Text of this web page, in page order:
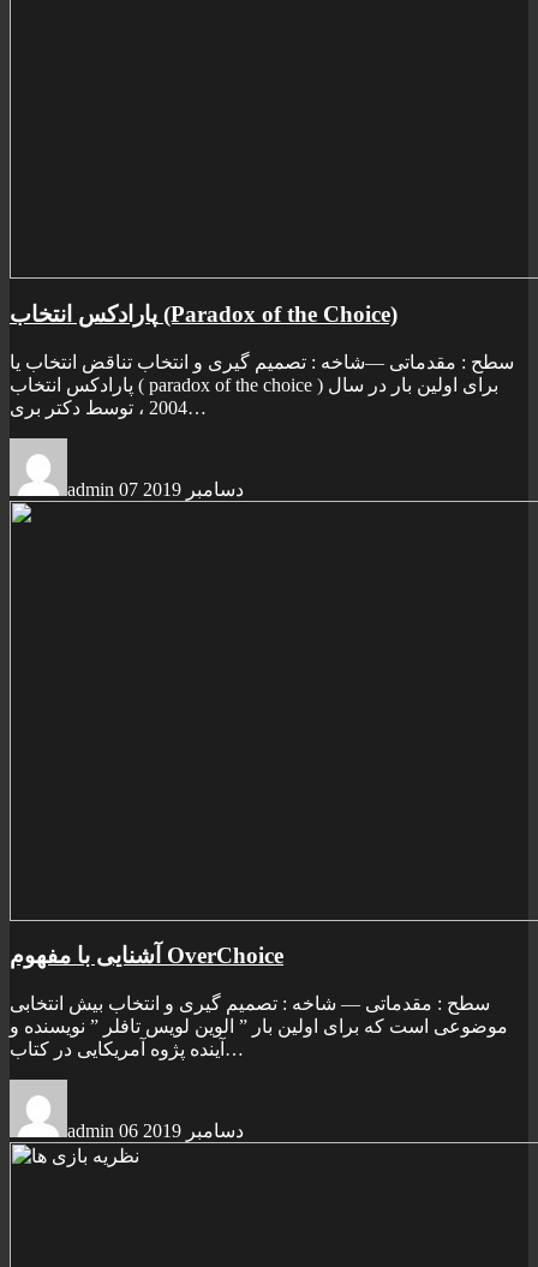
پارادکس انتخاب (Paradox of the Choice)
سطح : مقدماتی —شاخه : تصميم گيری و انتخاب تناقض انتخاب يا
پارادکس انتخاب ( paradox of the choice ) برای اولين بار در سال
2004 ، توسط دکتر بری…
admin 07 دسامبر 2019
آشنايی با مفهوم OverChoice
سطح : مقدماتی — شاخه : تصميم گيری و انتخاب بيش انتخابی
موضوعی است که برای اولين بار ” الوين لويس تافلر ” نويسنده و
آينده پژوه آمريکايی در کتاب…
admin 06 دسامبر 2019